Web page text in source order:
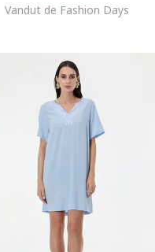
Vandut de Fashion Days